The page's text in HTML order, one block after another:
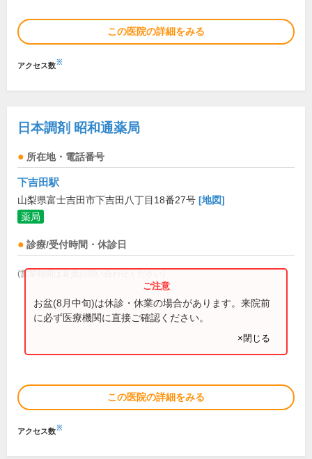
この医院の詳細をみる
アクセス数※
日本調剤 昭和通薬局
所在地・電話番号
下吉田駅
山梨県富士吉田市下吉田八丁目18番27号 [地図]
薬局
診療/受付時間・休診日
(営業時間は直接お問い合わせください)
お盆(8月中旬)は休診・休業の場合があります。来院前
に必ず医療機関に直接ご確認ください。
×閉じる
この医院の詳細をみる
アクセス数※